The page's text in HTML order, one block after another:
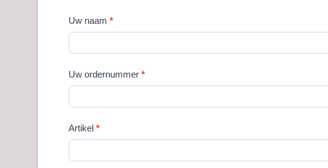
Retour
aanmelden
Uw naam *
Uw ordernummer *
Artikel *